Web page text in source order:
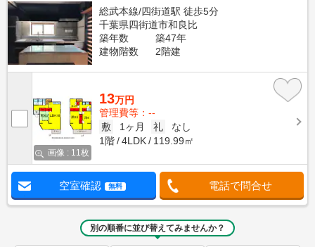
総武本線/四街道駅 徒歩5分
千葉県四街道市和良比
築年数
築47年
建物階数
2階建
画像 : 11枚
13万円
管理費等：--
敷
1ヶ月 礼
なし
1階
4LDK 119.99㎡
空室確認 無料 電話で問合せ
別の順番に並び替えてみませんか？